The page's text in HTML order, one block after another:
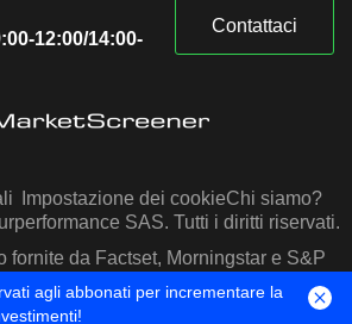
12:00/14:00-
Contattaci
Impostazione dei cookieChi siamo?
SAS. Tutti i diritti riservati.
fornite da Factset, Morningstar e S&P
Capital IQ
agli abbonati per incrementare la